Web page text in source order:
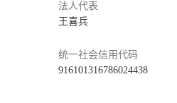
法人代表
王喜兵
统一社会信用代码
916101316786024438